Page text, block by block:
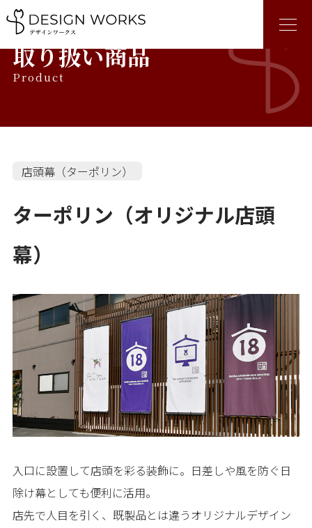
取り扱い商品
Product
店頭幕（ターポリン）
ターポリン（オリジナル店頭
幕）
入口に設置して店頭を彩る装飾に。日差しや風を防ぐ日
除け幕としても便利に活用。
店先で人目を引く、既製品とは違うオリジナルデザイン